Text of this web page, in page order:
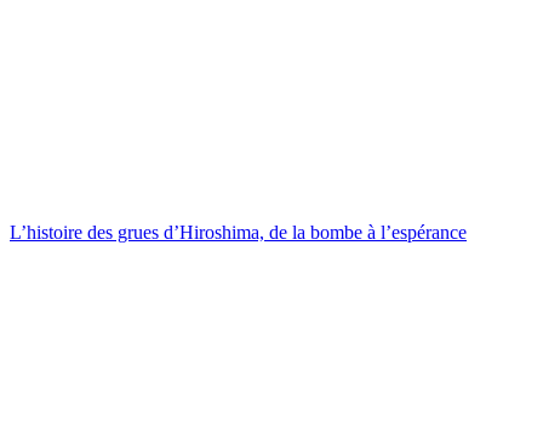
L’histoire des grues d’Hiroshima, de la bombe à l’espérance